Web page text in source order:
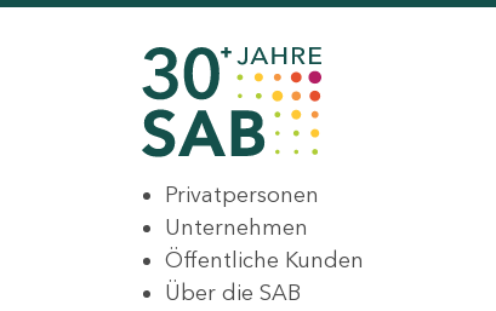
Privatpersonen
Unternehmen
Öffentliche Kunden
Über die SAB